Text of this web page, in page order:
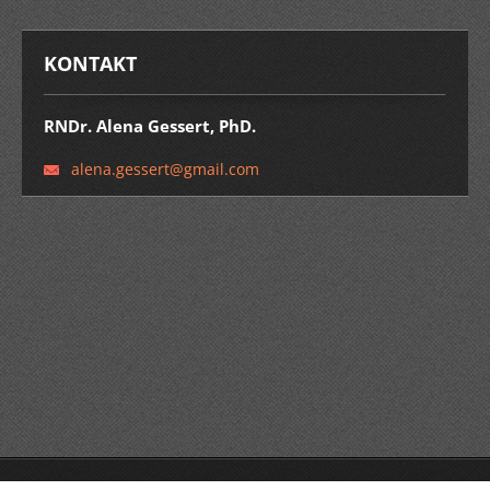
KONTAKT
RNDr. Alena Gessert, PhD.
alena.gessert@gmail.com